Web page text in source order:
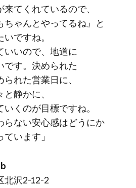
来てくれているので、​
ちゃんと​やってるね』と​
ですね。​
いいので、​地道に​
です。​決められた​
れた​営業日に、​
静かに、​
いくのが​目標ですね。​
らない​安心感は​どうにか​
います」
北沢2-12-2